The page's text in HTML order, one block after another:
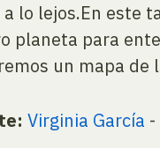
a lo lejos.En este
planeta para
un mapa de
Virginia García